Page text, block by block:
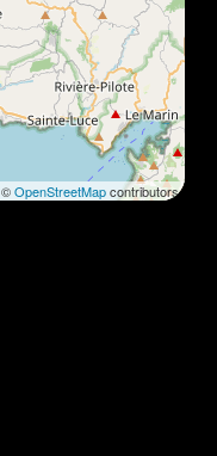
©OpenStreetMapcontributors